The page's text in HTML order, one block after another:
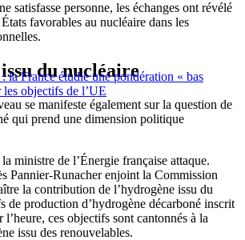
satisfasse personne, les échanges ont révélé
favorables au nucléaire dans les
la France étudie une pondération « bas
objectifs de l’UE
du nucléaire
se manifeste également sur la question de
qui prend une dimension politique
ministre de l’Énergie française attaque.
Pannier-Runacher enjoint la Commission
la contribution de l’hydrogène issu du
de production d’hydrogène décarboné inscrit
ces objectifs sont cantonnés à la
issu des renouvelables.